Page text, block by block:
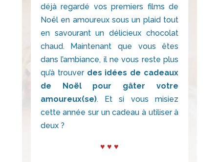
déjà regardé vos premiers films de
Noël en amoureux sous un plaid tout
en savourant un délicieux chocolat
chaud. Maintenant que vous êtes
dans l’ambiance, il ne vous reste plus
qu’à trouver des idées de cadeaux
de Noël pour gâter votre
amoureux(se). Et si vous misiez
cette année sur un cadeau à utiliser à
deux ?
♥ ♥ ♥